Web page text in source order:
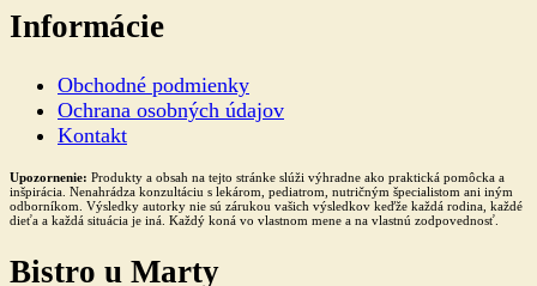
Informácie
Obchodné podmienky
Ochrana osobných údajov
Kontakt
Upozornenie: Produkty a obsah na tejto stránke slúži výhradne ako praktická pomôcka a
inšpirácia. Nenahrádza konzultáciu s lekárom, pediatrom, nutričným špecialistom ani iným
odborníkom. Výsledky autorky nie sú zárukou vašich výsledkov keďže každá rodina, každé
dieťa a každá situácia je iná. Každý koná vo vlastnom mene a na vlastnú zodpovednosť.
Bistro u Marty